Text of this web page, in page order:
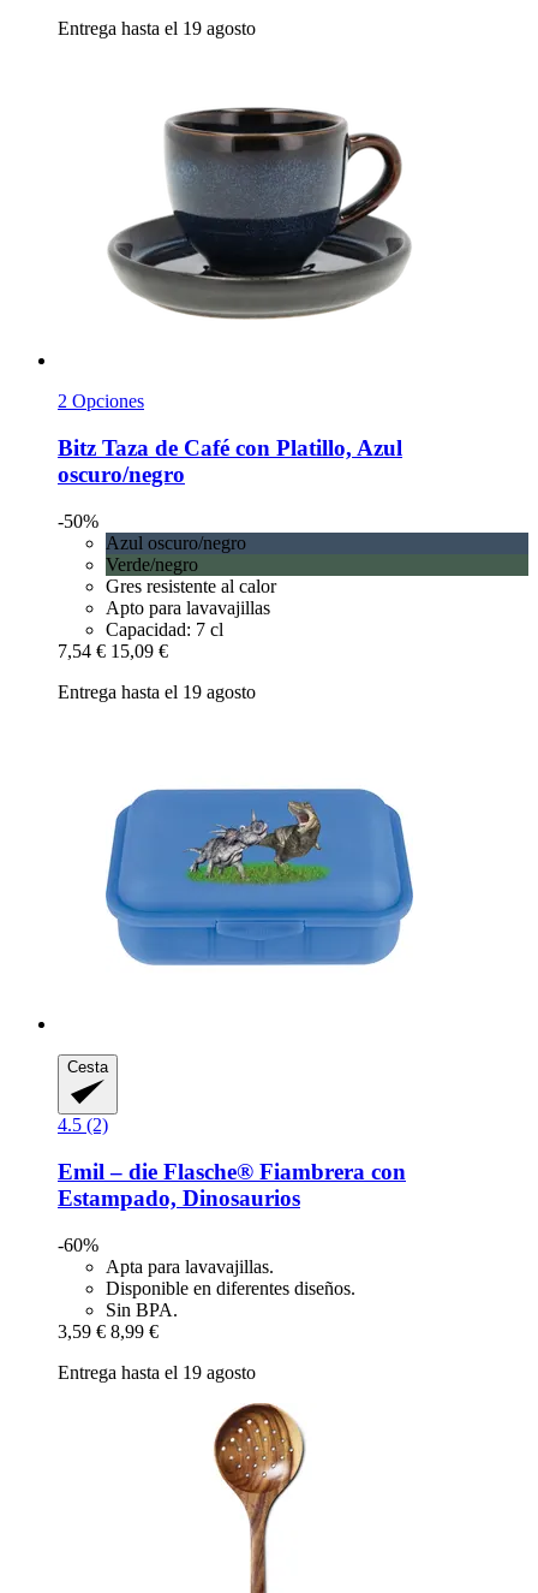
Entrega hasta el 19 agosto
2 Opciones
Bitz Taza de Café con Platillo, Azul
oscuro/negro
-50%
Azul oscuro/negro
Verde/negro
Gres resistente al calor
Apto para lavavajillas
Capacidad: 7 cl
7,54 € 15,09 €
Entrega hasta el 19 agosto
Cesta
4.5 (2)
Emil – die Flasche® Fiambrera con
Estampado, Dinosaurios
-60%
Apta para lavavajillas.
Disponible en diferentes diseños.
Sin BPA.
3,59 € 8,99 €
Entrega hasta el 19 agosto